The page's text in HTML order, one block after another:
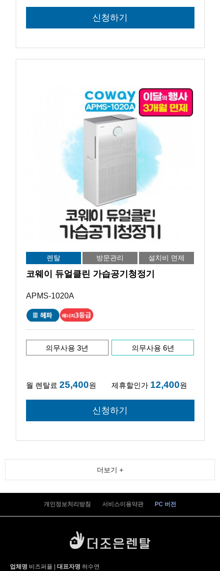
렌탈 방문관리 설치비 면제
코웨이 듀얼클린 가습공기청정기
APMS-1020A
의무사용 3년 의무사용 6년
월 렌탈료 25,400원 제휴할인가 12,400원
더보기 +
개인정보처리방침 서비스이용약관 PC 버전
업체명 비즈퍼플 | 대표자명 허수연